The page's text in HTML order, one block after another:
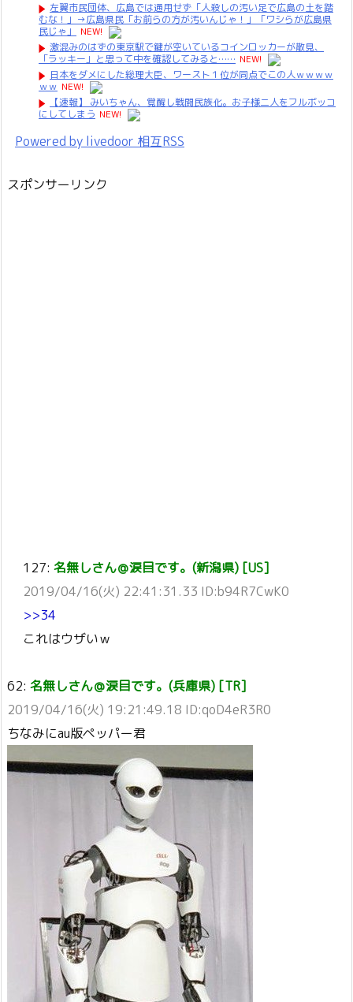
左翼市民団体、広島では通用せず「人殺しの汚い足で広島の土を踏
むな！」→広島県民「お前らの方が汚いんじゃ！」「ワシらが広島県
民じゃ」
NEW!
激混みのはずの東京駅で鍵が空いているコインロッカーが散見、
「ラッキー」と思って中を確認してみると…… NEW!
日本をダメにした総理大臣、ワースト１位が同点でこの人ｗｗｗｗ
ｗｗ NEW!
【速報】 みいちゃん、覚醒し戦闘民族化。お子様二人をフルボッコ
にしてしまう NEW!
Powered by livedoor 相互RSS
スポンサーリンク
127: 名無しさん＠涙目です。(新潟県) [US]
2019/04/16(火) 22:41:31.33 ID:b94R7CwK0
>>34
これはウザいｗ
62: 名無しさん＠涙目です。(兵庫県) [TR]
2019/04/16(火) 19:21:49.18 ID:qoD4eR3R0
ちなみにau版ペッパー君